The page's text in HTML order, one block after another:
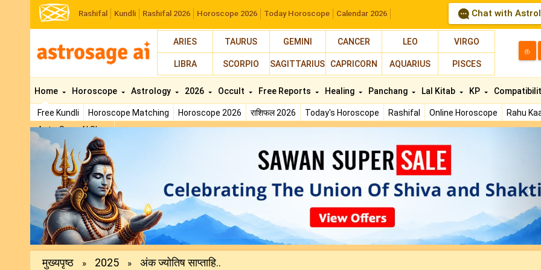
Rashifal Kundli Rashifal 2026 Horoscope 2026 Today Horoscope Calendar 2026 Chat with
ARIES TAURUS GEMINI CANCER LEO VIRGO
LIBRA SCORPIO SAGITTARIUS CAPRICORN AQUARIUS PISCES
த
Home
Free Kundli Horoscope Matching Horoscope 2026 राशिफल 2026 Today's Horoscope Rashifal Online Horoscope Rahu
AstroSage AI Shop
Horoscope Astrology 2026 Occult Free Reports Healing Panchang Lal Kitab KP
Previous
मुख्यपृष्ठ » 2025 » अंक ज्योतिष साप्ताहि..